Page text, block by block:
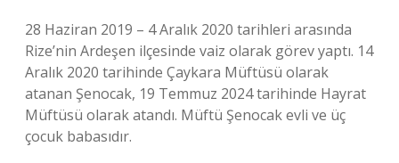
28 Haziran 2019 – 4 Aralık 2020 tarihleri ​​arasında
Rize’nin Ardeşen ilçesinde vaiz olarak görev yaptı. 14
Aralık 2020 tarihinde Çaykara Müftüsü olarak
atanan Şenocak, 19 Temmuz 2024 tarihinde Hayrat
Müftüsü olarak atandı. Müftü Şenocak evli ve üç
çocuk babasıdır.